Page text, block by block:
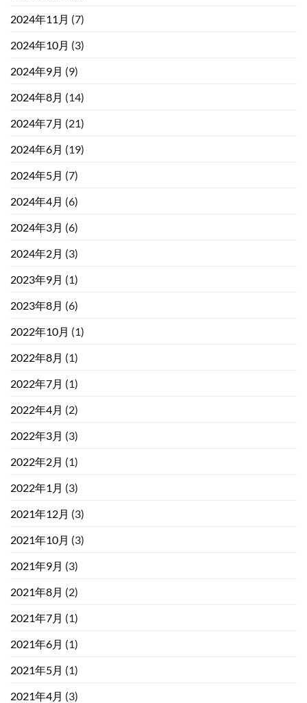
2024年11月 (7)
2024年10月 (3)
2024年9月 (9)
2024年8月 (14)
2024年7月 (21)
2024年6月 (19)
2024年5月 (7)
2024年4月 (6)
2024年3月 (6)
2024年2月 (3)
2023年9月 (1)
2023年8月 (6)
2022年10月 (1)
2022年8月 (1)
2022年7月 (1)
2022年4月 (2)
2022年3月 (3)
2022年2月 (1)
2022年1月 (3)
2021年12月 (3)
2021年10月 (3)
2021年9月 (3)
2021年8月 (2)
2021年7月 (1)
2021年6月 (1)
2021年5月 (1)
2021年4月 (3)